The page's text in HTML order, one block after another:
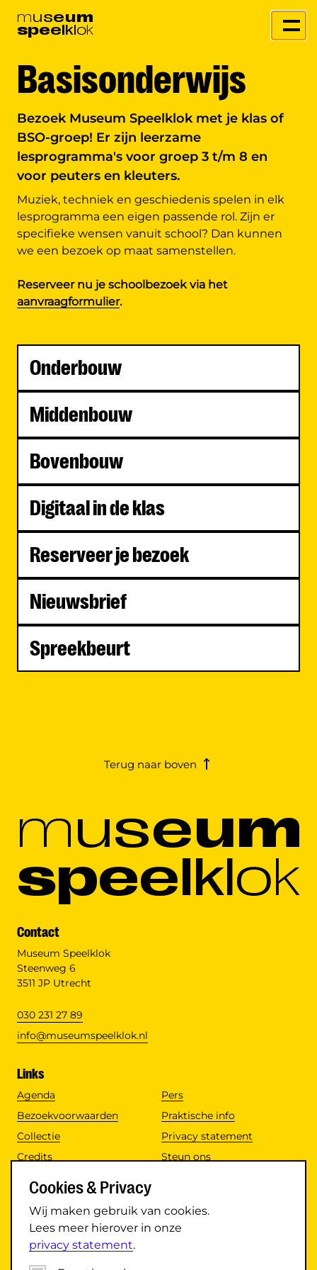
Cookies & Privacy
Wij maken gebruik van cookies.
Lees meer hierover in onze
privacy statement.
museum
speelklok
Basis­onderwijs
Bezoek Museum Speelklok met je klas of
BSO-groep! Er zijn leerzame
lesprogramma's voor groep 3 t/m 8 en
voor peuters en kleuters.
Muziek, techniek en geschiedenis spelen in elk
lesprogramma een eigen passende rol. Zijn er
specifieke wensen vanuit school? Dan kunnen
we een bezoek op maat samenstellen.
Reserveer nu je schoolbezoek via het
aanvraagformulier.
Onderbouw
Middenbouw
Bovenbouw
Digitaal in de klas
Reserveer je bezoek
Nieuwsbrief
Spreekbeurt
Terug naar boven
museum
speelklok
Contact
Museum Speelklok
Steenweg 6
3511 JP Utrecht
030 231 27 89
info@museumspeelklok.nl
Links
Agenda
Bezoekvoorwaarden
Collectie
Credits
Nieuws
Pers
Praktische info
Privacy statement
Steun ons
Social media
Instagram